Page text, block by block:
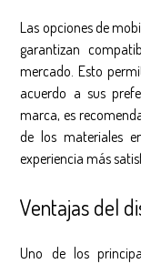
Las opciones de
garantizan
mercado. Esto
acuerdo a sus
marca, es
de los materiales
experiencia más
Ventajas del
Uno de los